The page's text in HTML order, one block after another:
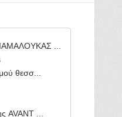
...
θεσσ...
AVANT ...